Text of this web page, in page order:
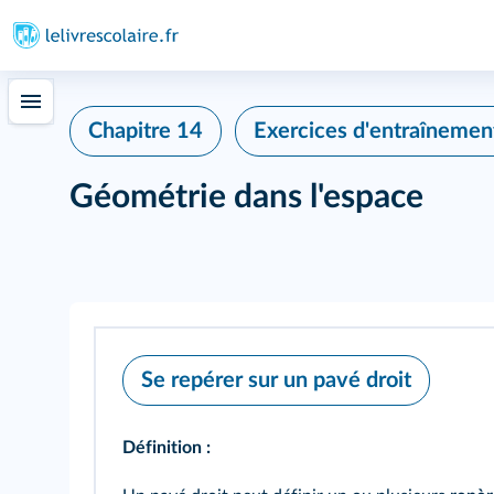
Chapitre 14 Exercices
Géométrie dans l'espace
Se repérer sur un pavé droit
Définition :